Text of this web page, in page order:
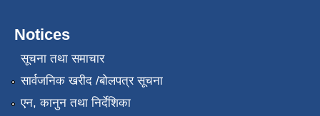
Notices
सूचना तथा समाचार
सार्वजनिक खरीद /बोलपत्र सूचना
एन, कानुन तथा निर्देशिका